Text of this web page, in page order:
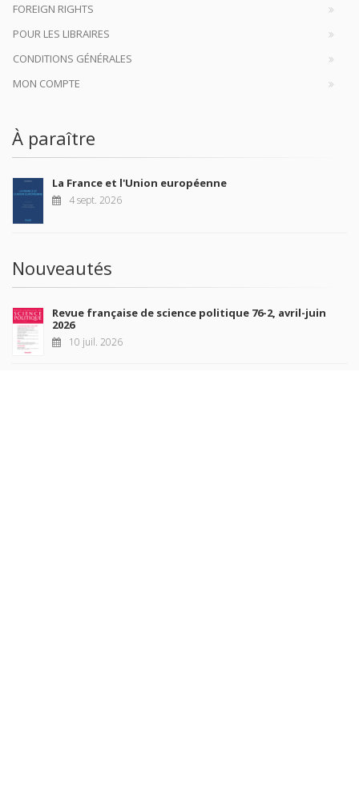
FOREIGN RIGHTS
POUR LES LIBRAIRES
CONDITIONS GÉNÉRALES
MON COMPTE
À paraître
La France et l'Union européenne
4 sept. 2026
Nouveautés
Revue française de science politique 76-2, avril-juin
2026
10 juil. 2026